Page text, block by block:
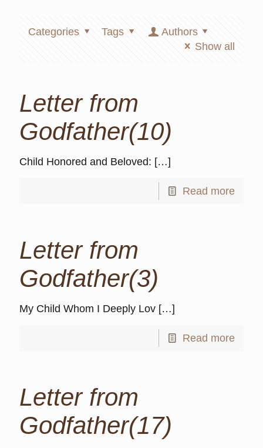
Categories Tags
Authors
Show all
Letter from
Godfather(10)
Child Honored and Beloved: […]
Read more
Letter from
Godfather(3)
My Child Whom I Deeply Lov […]
Read more
Letter from
Godfather(17)